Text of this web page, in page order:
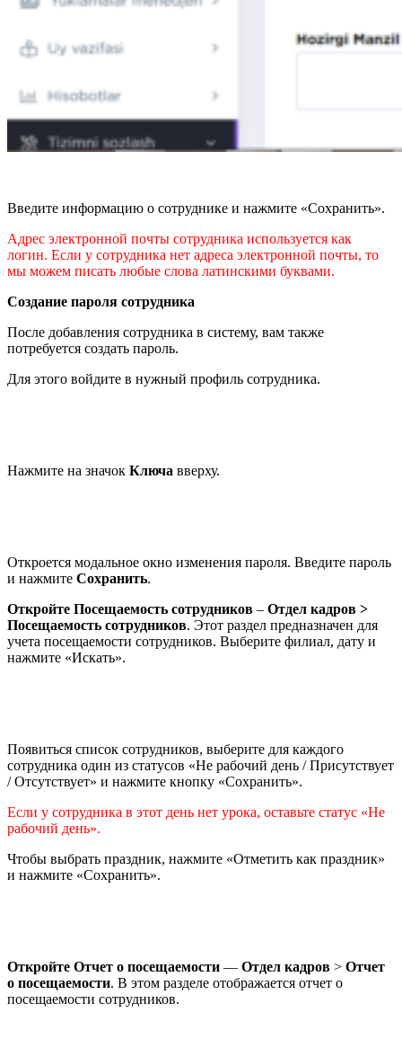
Введите информацию о сотруднике и нажмите «Сохранить».
Адрес электронной почты сотрудника используется как
логин. Если у сотрудника нет адреса электронной почты, то
мы можем писать любые слова латинскими буквами.
Создание пароля сотрудника
После добавления сотрудника в систему, вам также
потребуется создать пароль.
Для этого войдите в нужный профиль сотрудника.
Нажмите на значок Ключа вверху.
Откроется модальное окно изменения пароля. Введите пароль
и нажмите Сохранить.
Откройте Посещаемость сотрудников – Отдел кадров >
Посещаемость сотрудников. Этот раздел предназначен для
учета посещаемости сотрудников. Выберите филиал, дату и
нажмите «Искать».
Появиться список сотрудников, выберите для каждого
сотрудника один из статусов «Не рабочий день / Присутствует
/ Отсутствует» и нажмите кнопку «Сохранить».
Если у сотрудника в этот день нет урока, оставьте статус «Не
рабочий день».
Чтобы выбрать праздник, нажмите «Отметить как праздник»
и нажмите «Сохранить».
Откройте Отчет о посещаемости — Отдел кадров > Отчет
о посещаемости. В этом разделе отображается отчет о
посещаемости сотрудников.